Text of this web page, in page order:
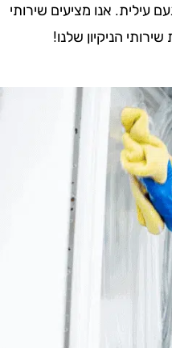
עילית. אנו מציעים שירותי
הניקיון שלנו!